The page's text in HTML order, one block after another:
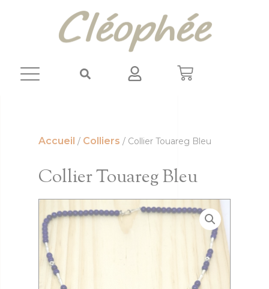
Accueil / Colliers / Collier Touareg Bleu
Collier Touareg Bleu